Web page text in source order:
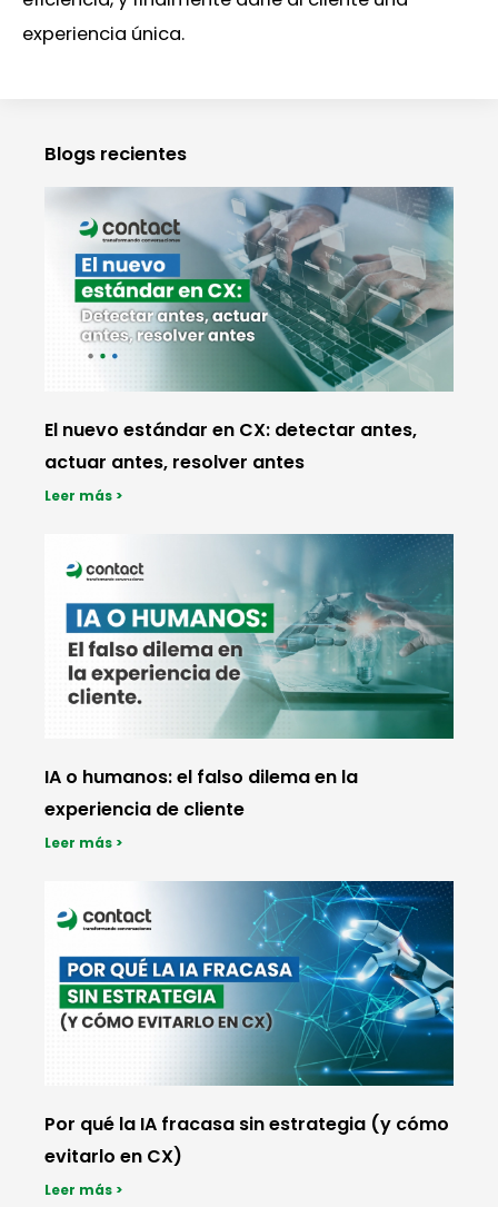
experiencia única.
Blogs recientes
El nuevo estándar en CX: detectar antes,
actuar antes, resolver antes
Leer más >
IA o humanos: el falso dilema en la
experiencia de cliente
Leer más >
Por qué la IA fracasa sin estrategia (y cómo
evitarlo en CX)
Leer más >